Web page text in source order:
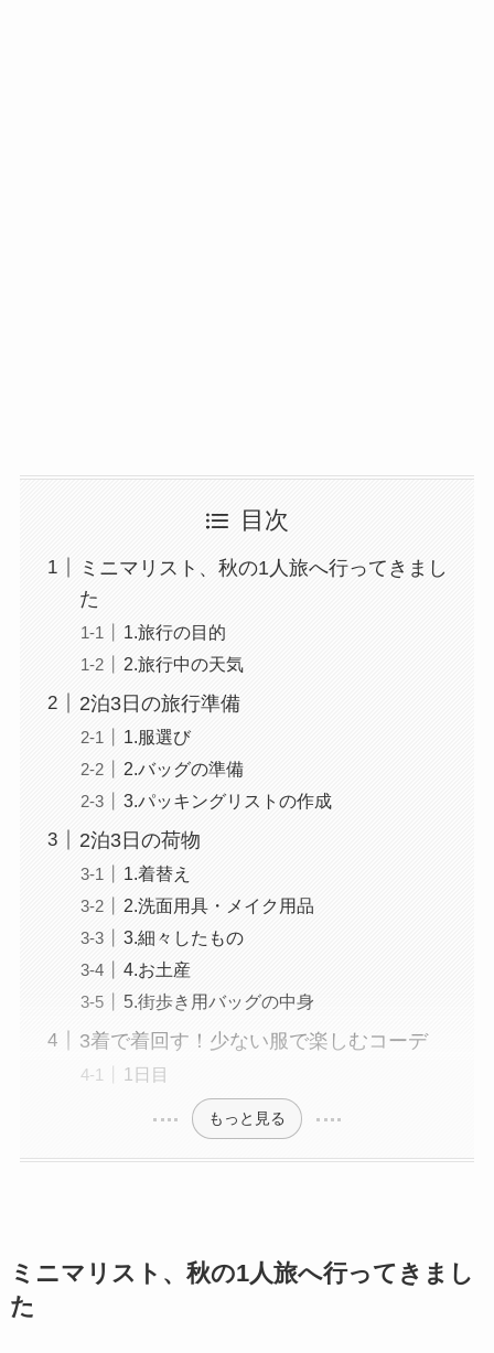
目次
ミニマリスト、秋の1人旅へ行ってきまし
た
1.旅行の目的
2.旅行中の天気
2泊3日の旅行準備
1.服選び
2.バッグの準備
3.パッキングリストの作成
2泊3日の荷物
1.着替え
2.洗面用具・メイク用品
3.細々したもの
4.お土産
5.街歩き用バッグの中身
3着で着回す！少ない服で楽しむコーデ
1日目
もっと見る
ミニマリスト、秋の1人旅へ行ってきまし
た